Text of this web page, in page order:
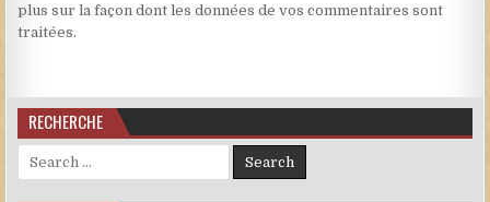
plus sur la façon dont les données de vos commentaires sont
traitées.
RECHERCHE
Search for: